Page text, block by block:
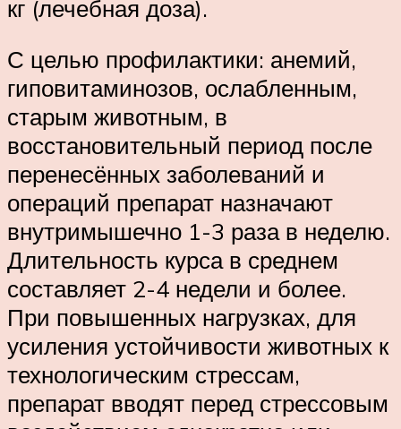
кг (лечебная доза).
С целью профилактики: анемий,
гиповитаминозов, ослабленным,
старым животным, в
восстановительный период после
перенесённых заболеваний и
операций препарат назначают
внутримышечно 1-3 раза в неделю.
Длительность курса в среднем
составляет 2-4 недели и более.
При повышенных нагрузках, для
усиления устойчивости животных к
технологическим стрессам,
препарат вводят перед стрессовым